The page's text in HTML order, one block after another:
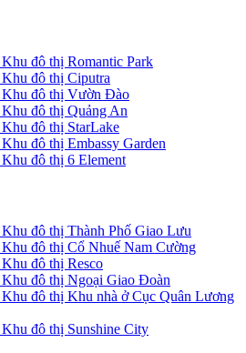
đô thị Romantic Park
đô thị Ciputra
Khu đô thị Vườn Đào
đô thị Quảng An
đô thị StarLake
đô thị Embassy Garden
đô thị 6 Element
đô thị Thành Phố Giao Lưu
đô thị Cổ Nhuế Nam Cường
đô thị Resco
đô thị Ngoại Giao Đoàn
đô thị Khu nhà ở Cục Quân Lương
đô thị Sunshine City